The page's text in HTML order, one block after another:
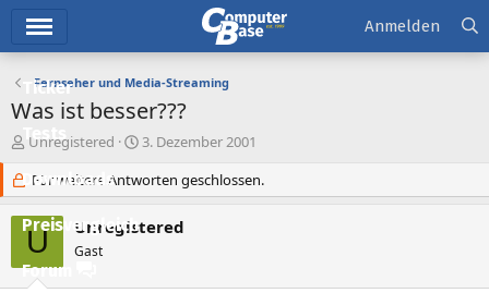
Ticker
Tests
Downloads
Preisvergleich
Forum
Anmelden
Fernseher und Media-Streaming
Was ist besser???
E
s
t
e
e
Unregistered
E
s
t
e
l
3. Dezember 2001
Für weitere Antworten geschlossen.
U Unregistered
Gast